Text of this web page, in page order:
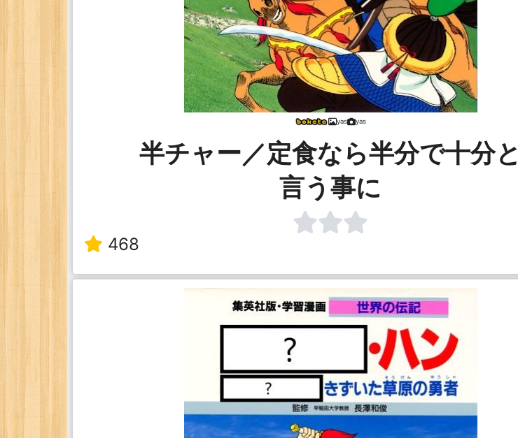
yas yas
半チャー／定食なら半分で十分と
言う事に
468